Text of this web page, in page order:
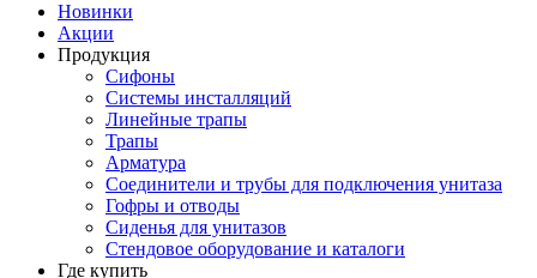
Новинки
Акции
Продукция
Сифоны
Системы инсталляций
Линейные трапы
Трапы
Арматура
Соединители и трубы для подключения унитаза
Гофры и отводы
Сиденья для унитазов
Стендовое оборудование и каталоги
Где купить